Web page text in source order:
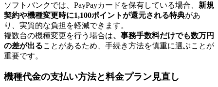
ソフトバンクでは、PayPayカードを保有している場合、 新規
契約や機種変更時に1,100ポイントが還元される特典があ
り、実質的な負担を軽減できます。
複数台の機種変更を行う場合は、事務手数料だけでも数万円
の差が出ることがあるため、手続き方法を慎重に選ぶことが
重要です。
機種代金の支払い方法と料金プラン見直し